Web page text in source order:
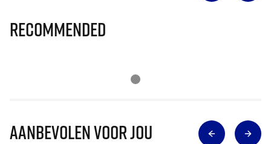
Recommended
Aanbevolen voor jou